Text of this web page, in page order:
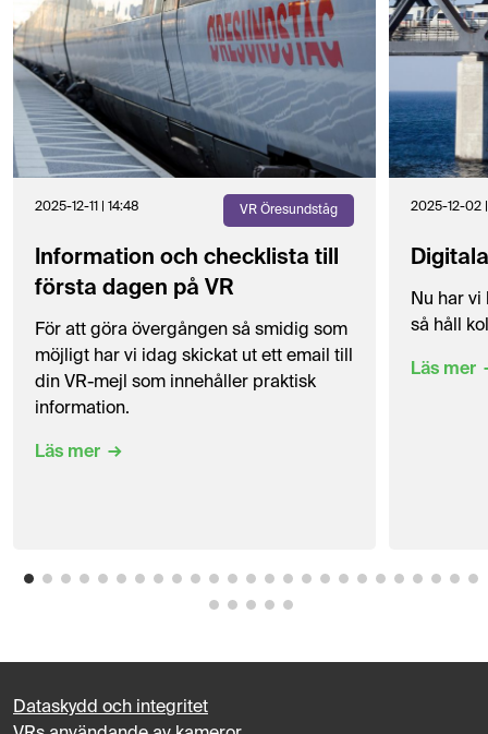
2025-12-11 | 14:48 VR Öresundståg
Information och checklista till
första dagen på VR
För att göra övergången så smidig som
möjligt har vi idag skickat ut ett email till
din VR-mejl som innehåller praktisk
information.
Läs mer
2025-12-02
Nu har
så håll
Läs mer
Dataskydd och integritet